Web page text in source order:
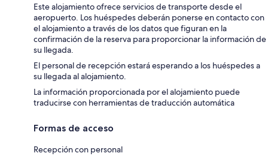
Este alojamiento ofrece servicios de transporte desde el
aeropuerto. Los huéspedes deberán ponerse en contacto con
el alojamiento a través de los datos que figuran en la
confirmación de la reserva para proporcionar la información de
su llegada.
El personal de recepción estará esperando a los huéspedes a
su llegada al alojamiento.
La información proporcionada por el alojamiento puede
traducirse con herramientas de traducción automática
Formas de acceso
Recepción con personal